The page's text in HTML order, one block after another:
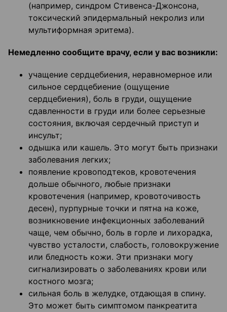
(например, синдром Стивенса-Джонсона,
токсический эпидермальный некролиз или
мультиформная эритема).
Немедленно сообщите врачу, если у вас возникли:
учащение сердцебиения, неравномерное или
сильное сердцебиение (ощущение
сердцебиения), боль в груди, ощущение
сдавленности в груди или более серьезные
состояния, включая сердечный приступ и
инсульт;
одышка или кашель. Это могут быть признаки
заболевания легких;
появление кровоподтеков, кровотечения
дольше обычного, любые признаки
кровотечения (например, кровоточивость
десен), пурпурные точки и пятна на коже,
возникновение инфекционных заболеваний
чаще, чем обычно, боль в горле и лихорадка,
чувство усталости, слабость, головокружение
или бледность кожи. Эти признаки могу
сигнализировать о заболеваниях крови или
костного мозга;
сильная боль в желудке, отдающая в спину.
Это может быть симптомом панкреатита